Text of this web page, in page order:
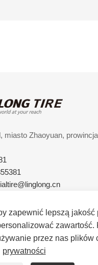
zapewnić lepszą jakość
zawartość.
przez nas plików
prywatności
miasto Zhaoyuan,